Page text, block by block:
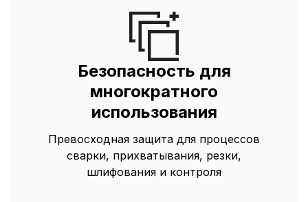
Безопасность для
многократного
использования
Превосходная защита для процессов
сварки, прихватывания, резки,
шлифования и контроля